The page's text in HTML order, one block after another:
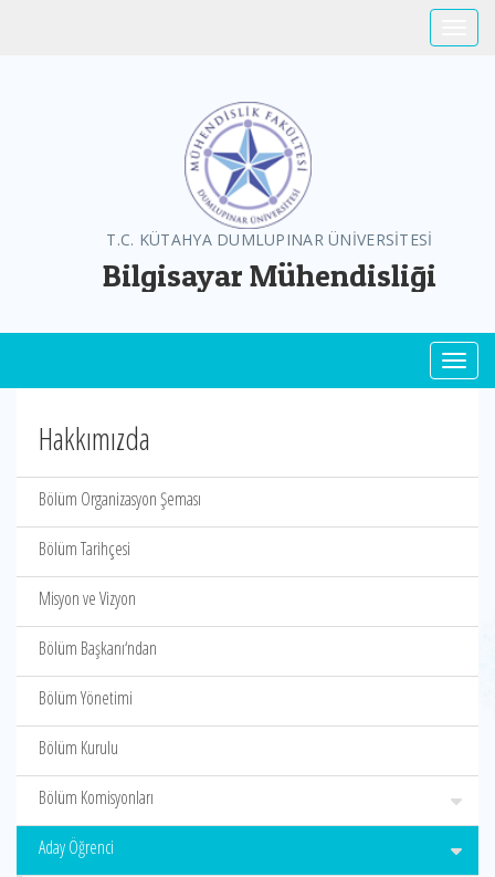
T.C. KÜTAHYA DUMLUPINAR ÜNİVERSİTESİ
Bilgisayar Mühendisliği
Hakkımızda
Bölüm Organizasyon Şeması
Bölüm Tarihçesi
Misyon ve Vizyon
Bölüm Başkanı‘ndan
Bölüm Yönetimi
Bölüm Kurulu
Bölüm Komisyonları
Aday Öğrenci